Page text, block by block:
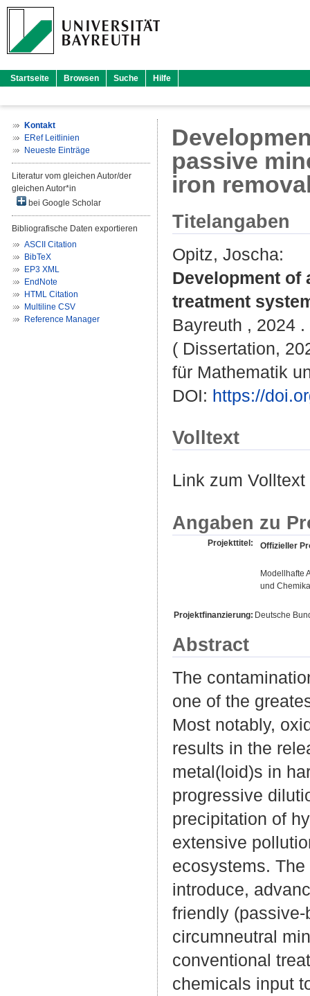
Startseite Browsen Suche Hilfe
Kontakt
ERef Leitlinien
Neueste Einträge
Literatur vom gleichen Autor/der
gleichen Autor*in
bei Google Scholar
Bibliografische Daten exportieren
ASCII Citation
BibTeX
EP3 XML
EndNote
HTML Citation
Multiline CSV
Reference Manager
passive
iron
Titelangaben
Opitz, Joscha:
Development of
treatment
Bayreuth , 2024
( Dissertation,
für Mathematik
DOI: https://
Volltext
Link zum
Angaben zu
Projekttitel: Offizieller
Modellhafte
und
Projektfinanzierung: Deutsche
Abstract
The
one of the
Most notably,
results in the
metal(loid)s in
progressive
precipitation of
extensive
ecosystems.
introduce,
friendly
circumneutral
conventional
chemicals input